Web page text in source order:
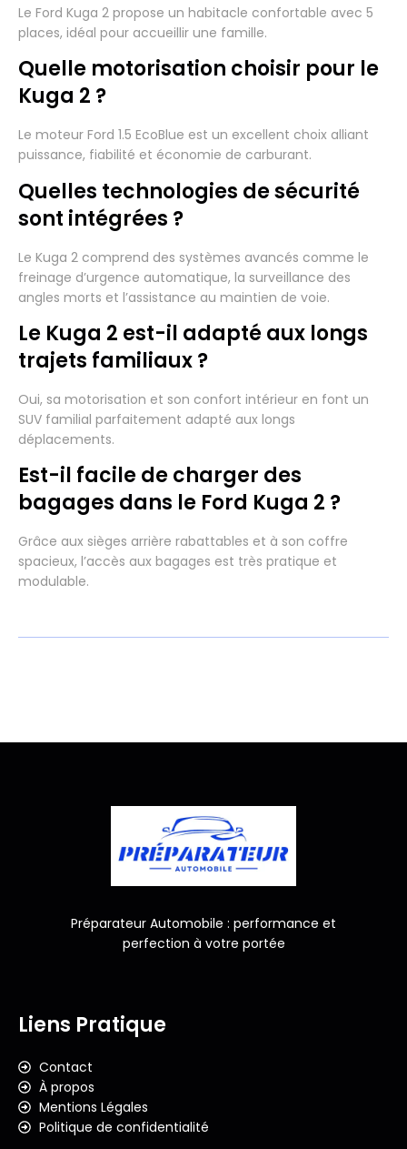
Le Ford Kuga 2 propose un habitacle confortable avec 5
places, idéal pour accueillir une famille.
Quelle motorisation choisir pour le
Kuga 2 ?
Le moteur Ford 1.5 EcoBlue est un excellent choix alliant
puissance, fiabilité et économie de carburant.
Quelles technologies de sécurité
sont intégrées ?
Le Kuga 2 comprend des systèmes avancés comme le
freinage d’urgence automatique, la surveillance des
angles morts et l’assistance au maintien de voie.
Le Kuga 2 est-il adapté aux longs
trajets familiaux ?
Oui, sa motorisation et son confort intérieur en font un
SUV familial parfaitement adapté aux longs
déplacements.
Est-il facile de charger des
bagages dans le Ford Kuga 2 ?
Grâce aux sièges arrière rabattables et à son coffre
spacieux, l’accès aux bagages est très pratique et
modulable.
Préparateur Automobile : performance et
perfection à votre portée
Liens Pratique
Contact
À propos
Mentions Légales
Politique de confidentialité